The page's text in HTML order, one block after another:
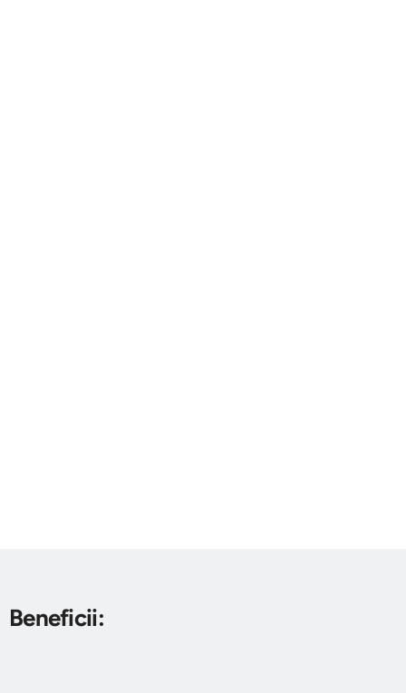
Beneficii: